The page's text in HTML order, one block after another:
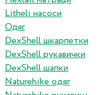
Litheli насоси
Одяг
DexShell шкарпетки
DexShell рукавички
DexShell шапки
Naturehike одяг